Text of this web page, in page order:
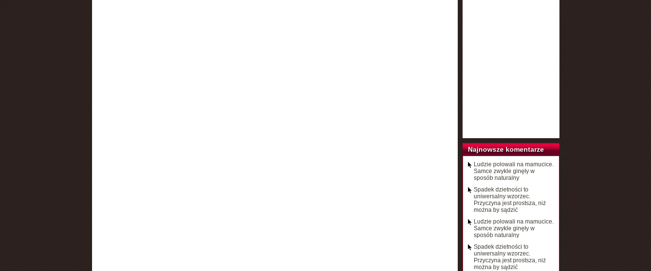
Najnowsze komentarze
Ludzie polowali na mamucice.
Samce zwykle ginęły w
sposób naturalny
Spadek dzietności to
uniwersalny wzorzec.
Przyczyna jest prostsza, niż
można by sądzić
Ludzie polowali na mamucice.
Samce zwykle ginęły w
sposób naturalny
Spadek dzietności to
uniwersalny wzorzec.
Przyczyna jest prostsza, niż
można by sądzić